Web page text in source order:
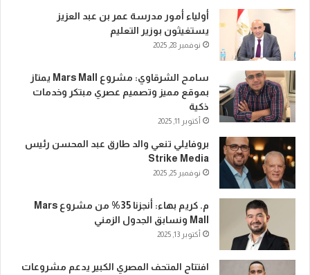
أولياء أمور مدرسة عمر بن عبد العزيز
يستغيثون بوزير التعليم
نوفمبر 28, 2025
سامح الشرقاوي: مشروع Mars Mall يمتاز
بموقع مميز وتصميم عصري مبتكر وخدمات
ذكية
أكتوبر 11, 2025
بروفايلي تنعي والد طارق عبد المحسن رئيس
Strike Media
نوفمبر 25, 2025
م. كريم بهاء: أنجزنا 35% من مشروع Mars
Mall ونسابق الجدول الزمني
أكتوبر 13, 2025
افتتاح المتحف المصري الكبير يدعم مشروعات